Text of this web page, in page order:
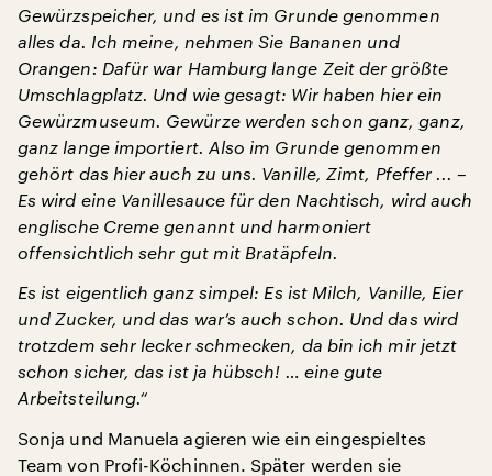
Gewürzspeicher, und es ist im Grunde genommen
alles da. Ich meine, nehmen Sie Bananen und
Orangen: Dafür war Hamburg lange Zeit der größte
Umschlagplatz. Und wie gesagt: Wir haben hier ein
Gewürzmuseum. Gewürze werden schon ganz, ganz,
ganz lange importiert. Also im Grunde genommen
gehört das hier auch zu uns. Vanille, Zimt, Pfeffer ... –
Es wird eine Vanillesauce für den Nachtisch, wird auch
englische Creme genannt und harmoniert
offensichtlich sehr gut mit Bratäpfeln.
Es ist eigentlich ganz simpel: Es ist Milch, Vanille, Eier
und Zucker, und das war’s auch schon. Und das wird
trotzdem sehr lecker schmecken, da bin ich mir jetzt
schon sicher, das ist ja hübsch! … eine gute
Arbeitsteilung.“
Sonja und Manuela agieren wie ein eingespieltes
Team von Profi-Köchinnen. Später werden sie